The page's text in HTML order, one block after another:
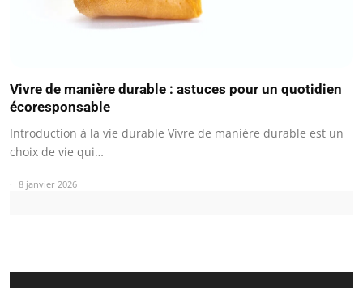
Vivre de manière durable : astuces pour un quotidien
écoresponsable
Introduction à la vie durable Vivre de manière durable est un
choix de vie qui…
8 janvier 2026